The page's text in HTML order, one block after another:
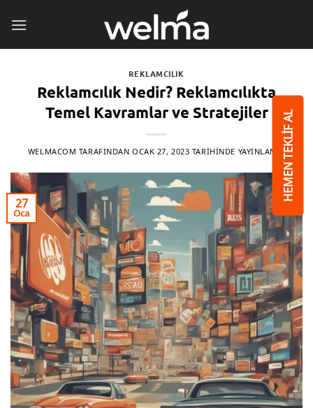
atla
REKLAMCILIK
Reklamcılık Nedir? Reklamcılıkta
Temel Kavramlar ve Stratejiler
WELMACOM TARAFINDAN OCAK 27, 2023 TARIHINDE YAYINLANDI
27
Oca
HEMEN TEKLİF AL